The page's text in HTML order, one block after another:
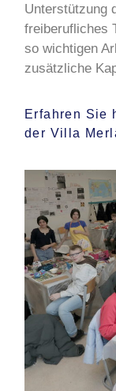
Unterstützung
freiberufliches
so wichtigen
zusätzliche
Erfahren Sie
der Villa